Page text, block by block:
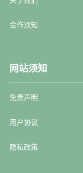
合作须知
网站须知
免责声明
用户协议
隐私政策